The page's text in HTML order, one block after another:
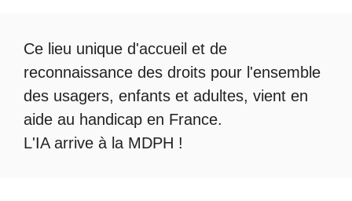
Ce lieu unique d'accueil et de
reconnaissance des droits pour l'ensemble
des usagers, enfants et adultes, vient en
aide au handicap en France.
L'IA arrive à la MDPH !